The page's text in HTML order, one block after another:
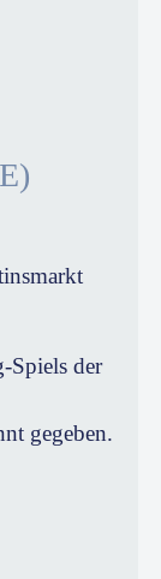
Spiels der
gegeben.